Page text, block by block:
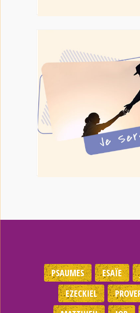
PSAUMES ESAÏE
EZECKIEL